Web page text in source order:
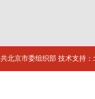
北京市委组织部 技术支持